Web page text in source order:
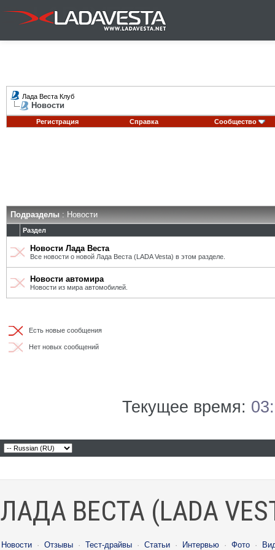
Лада Веста Клуб
Новости
Регистрация Справка Сообщество
Подразделы: Новости
Раздел
Новости Лада Веста
Все новости о новой Лада Веста (LADA Vesta) в этом разделе.
Новости автомира
Новости из мира автомобилей.
Есть новые сообщения
Нет новых сообщений
Текущее время:
ЛАДА ВЕСТА (LADA
Новости · Отзывы · Тест-драйвы · Статьи · Интервью · Фото ·